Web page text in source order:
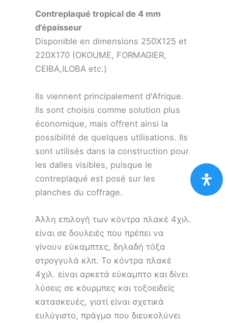
Contreplaqué tropical de 4 mm
d'épaisseur
Disponible en dimensions 250X125 et
220X170 (OKOUME, FORMAGIER,
CEIBA,ILOBA etc.)
Ils viennent principalement d'Afrique.
Ils sont choisis comme solution plus
économique, mais offrent ainsi la
possibilité de quelques utilisations. Ils
sont utilisés dans la construction pour
les dalles visibles, puisque le
contreplaqué est posé sur les
planches du coffrage.
Άλλη επιλογή των κόντρα πλακέ 4χιλ.
είναι σε δουλειές που πρέπει να
γίνουν εύκαμπτες, δηλαδή τόξα
στρογγυλά κλπ. Το κόντρα πλακέ
4χιλ. είναι αρκετά εύκαμπτο και δίνει
λύσεις σε κόυρμπες και τοξοειδείς
κατασκευές, γιατί είναι σχετικά
ευλύγιστο, πράγμα που διευκολύνει